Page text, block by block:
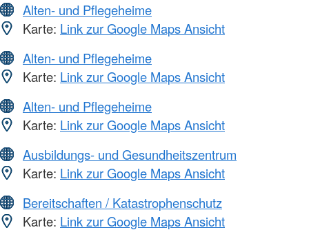
Alten- und Pflegeheime
Karte: Link zur Google Maps Ansicht
Alten- und Pflegeheime
Karte: Link zur Google Maps Ansicht
Alten- und Pflegeheime
Karte: Link zur Google Maps Ansicht
Ausbildungs- und Gesundheitszentrum
Karte: Link zur Google Maps Ansicht
Bereitschaften / Katastrophenschutz
Karte: Link zur Google Maps Ansicht